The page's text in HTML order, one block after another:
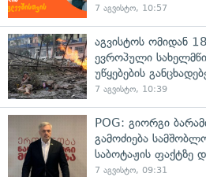
7 აგვისტო, 10:57
აგვისტოს ომიდან
ევროპული
უწყებების
7 აგვისტო, 10:39
POG: გიორგი
გამოძიება
საბოტაჟის ფაქტზე
7 აგვისტო, 09:31